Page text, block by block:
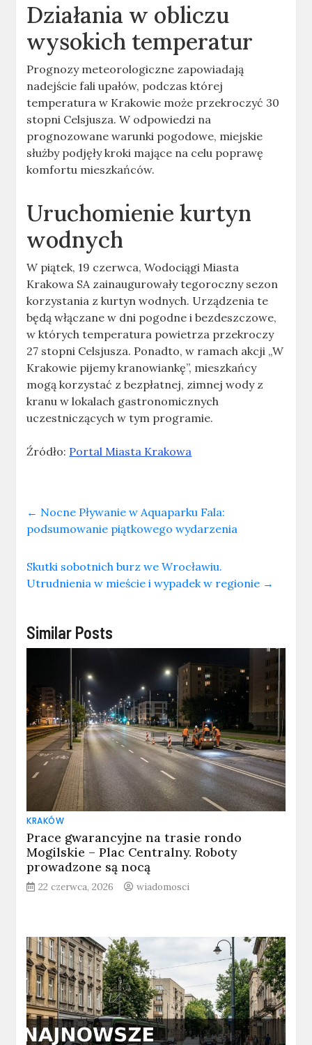
Działania w obliczu
wysokich temperatur
Prognozy meteorologiczne zapowiadają
nadejście fali upałów, podczas której
temperatura w Krakowie może przekroczyć 30
stopni Celsjusza. W odpowiedzi na
prognozowane warunki pogodowe, miejskie
służby podjęły kroki mające na celu poprawę
komfortu mieszkańców.
Uruchomienie kurtyn
wodnych
W piątek, 19 czerwca, Wodociągi Miasta
Krakowa SA zainaugurowały tegoroczny sezon
korzystania z kurtyn wodnych. Urządzenia te
będą włączane w dni pogodne i bezdeszczowe,
w których temperatura powietrza przekroczy
27 stopni Celsjusza. Ponadto, w ramach akcji „W
Krakowie pijemy kranowiankę”, mieszkańcy
mogą korzystać z bezpłatnej, zimnej wody z
kranu w lokalach gastronomicznych
uczestniczących w tym programie.
Źródło: Portal Miasta Krakowa
← Nocne Pływanie w Aquaparku Fala:
podsumowanie piątkowego wydarzenia
Skutki sobotnich burz we Wrocławiu.
Utrudnienia w mieście i wypadek w regionie →
Similar Posts
KRAKÓW
Prace gwarancyjne na trasie rondo
Mogilskie – Plac Centralny. Roboty
prowadzone są nocą
22 czerwca, 2026 wiadomosci